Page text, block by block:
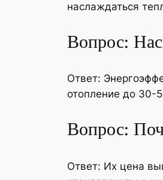
наслаждаться
Вопрос:
Ответ:
отопление до 30-
Вопрос:
Ответ: Их цена